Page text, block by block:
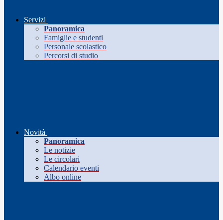
Servizi
Panoramica
Famiglie e studenti
Personale scolastico
Percorsi di studio
Novità
Panoramica
Le notizie
Le circolari
Calendario eventi
Albo online